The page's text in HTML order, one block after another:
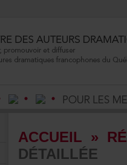
ACCUEIL »
DÉTAILLÉE